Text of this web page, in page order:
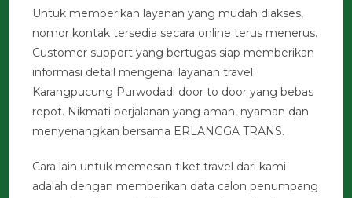
Untuk memberikan layanan yang mudah diakses,
nomor kontak tersedia secara online terus menerus.
Customer support yang bertugas siap memberikan
informasi detail mengenai layanan travel
Karangpucung Purwodadi door to door yang bebas
repot. Nikmati perjalanan yang aman, nyaman dan
menyenangkan bersama ERLANGGA TRANS.
Cara lain untuk memesan tiket travel dari kami
adalah dengan memberikan data calon penumpang